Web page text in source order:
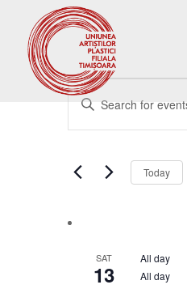
Events
Events
Search
and
Navigation
Enter
Keyword.
Search
Events
Today
SAT
13
All day
All day